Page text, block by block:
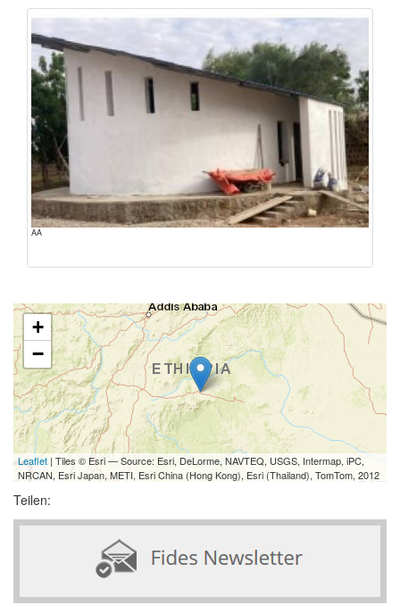
AA
+
−
Leaflet | Tiles © Esri — Source: Esri, DeLorme, NAVTEQ, USGS, Intermap, iPC,
NRCAN, Esri Japan, METI, Esri China (Hong Kong), Esri (Thailand), TomTom, 2012
Teilen: